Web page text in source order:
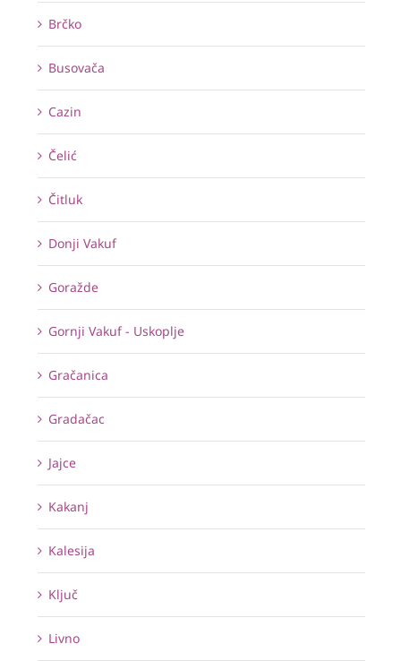
Brčko
Busovača
Cazin
Čelić
Čitluk
Donji Vakuf
Goražde
Gornji Vakuf - Uskoplje
Gračanica
Gradačac
Jajce
Kakanj
Kalesija
Ključ
Livno